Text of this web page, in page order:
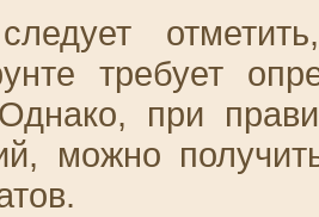
требует
при
можно